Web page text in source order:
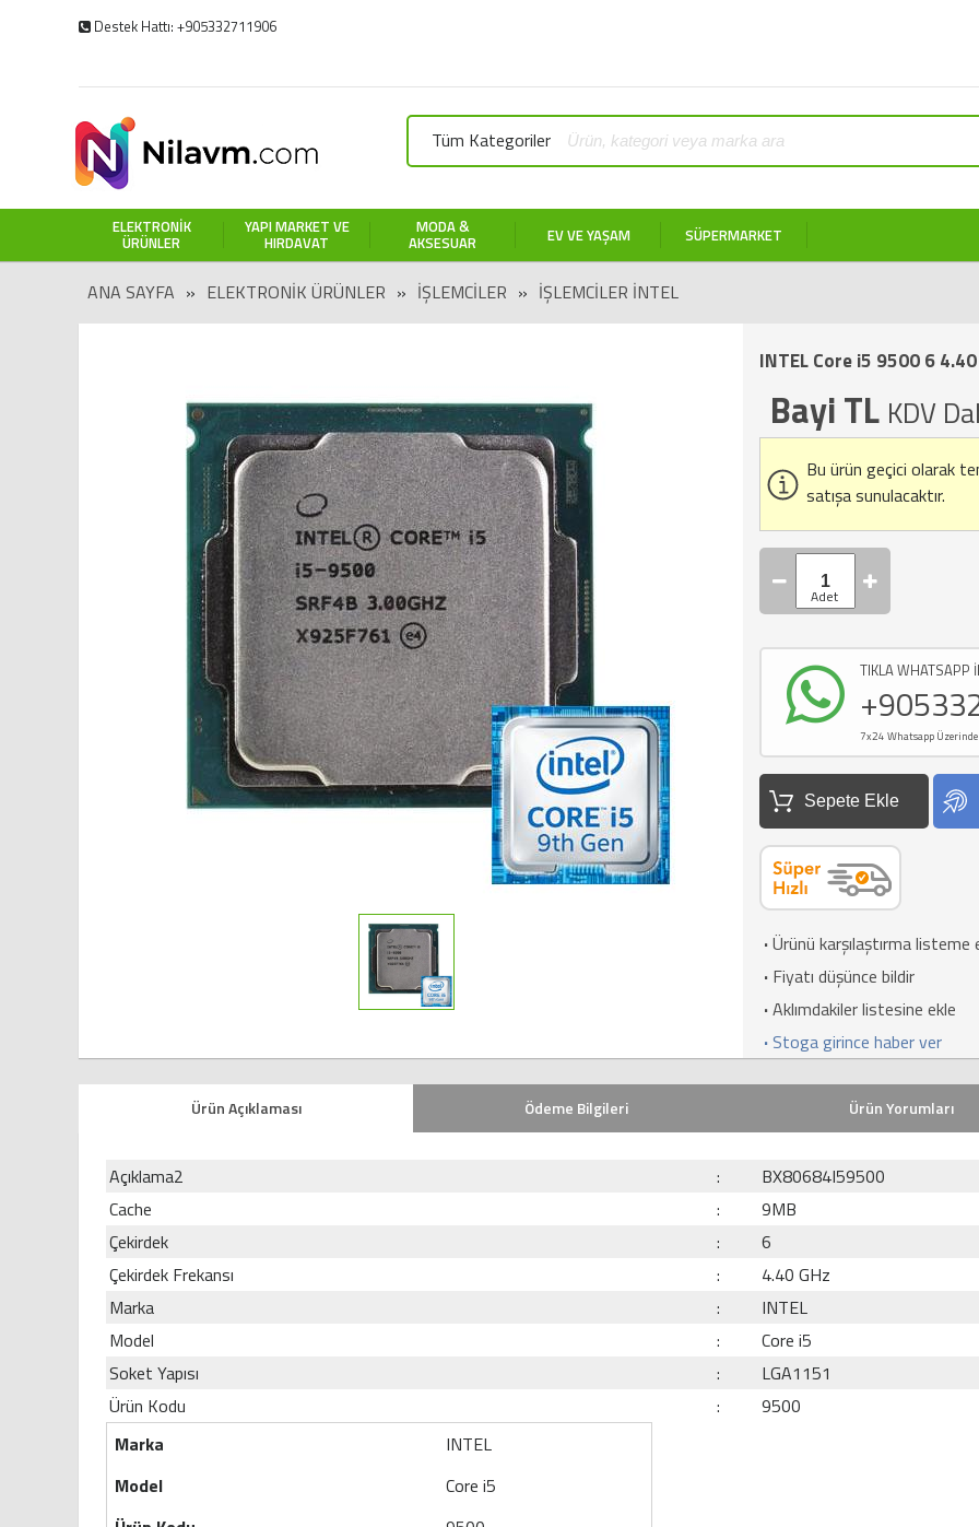
Destek Hattı: +905332711906
Tüm Kategoriler
ELEKTRONIK
ÜRÜNLER
YAPI MARKET VE
HIRDAVAT
MODA &
AKSESUAR EV VE YAŞAM SÜPERMARKET
ANA SAYFA » ELEKTRONIK ÜRÜNLER » İŞLEMCILER » İŞLEMCILER İNTEL
INTEL Core i5 9500 6
Bayi TL KDV
Bu ürün geçici olarak
satışa sunulacaktır.
TIKLA WHATSAPP
7x24 Whatsapp
Sepete Ekle
·Ürünü karşılaştırma listeme
· Fiyatı düşünce bildir
·Aklımdakiler listesine ekle
· Stoga girince haber ver
Ürün Açıklaması Ödeme Bilgileri Ürün Yorumları
Açıklama2 :
BX80684I59500
Cache
:
9MB
Çekirdek
:
6
Çekirdek Frekansı
:
4.40 GHz
Marka
:
INTEL
Model
:
Core i5
Soket Yapısı
:
LGA1151
Ürün Kodu
:
9500
Marka
INTEL
Model
Core i5